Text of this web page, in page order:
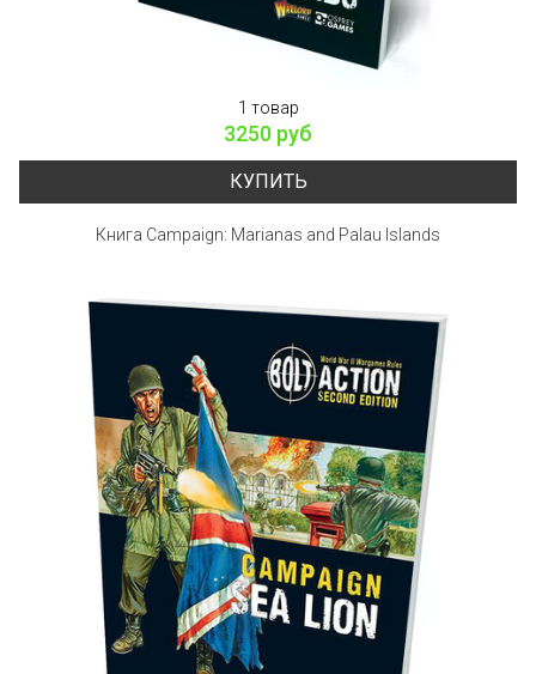
1 товар
3250 руб
КУПИТЬ
Книга Campaign: Marianas and Palau Islands